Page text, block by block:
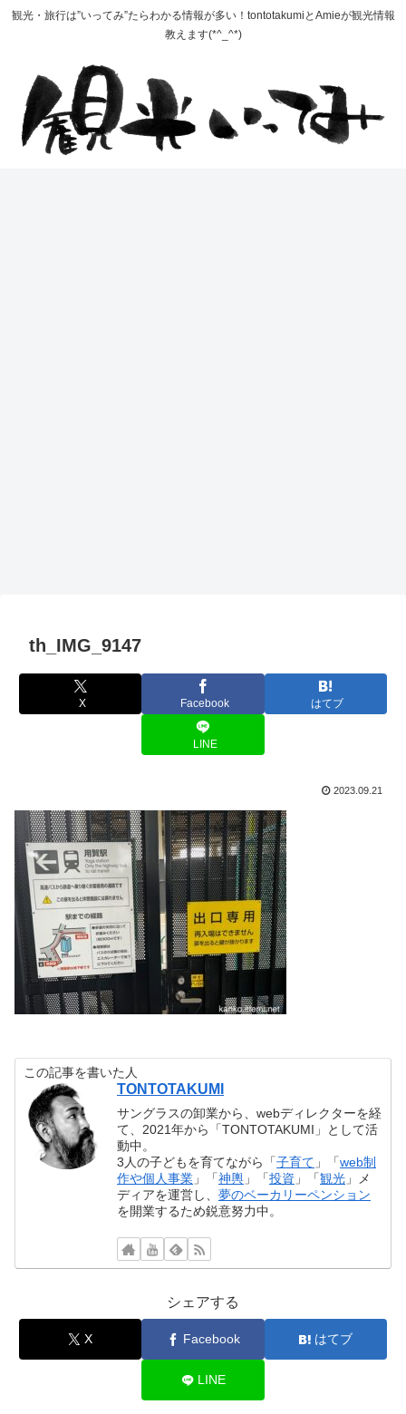
観光・旅行は”いってみ”たらわかる情報が多い！tontotakumiとAmieが観光情報
教えます(*^_^*)
th_IMG_9147
X Facebook はてブ
LINE
2023.09.21
この記事を書いた人
TONTOTAKUMI
サングラスの卸業から、webディレクターを経
て、2021年から「TONTOTAKUMI」として活
動中。
3人の子どもを育てながら「子育て 」「web制
作や個人事業 」「神輿 」「投資 」「観光 」メ
ディアを運営し、夢のベーカリーペンション
を開業するため鋭意努力中。
シェアする
X Facebook はてブ
LINE